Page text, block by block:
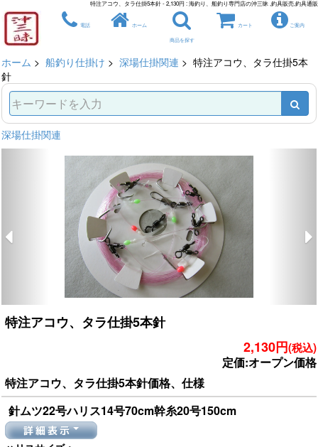
特注アコウ、タラ仕掛5本針 - 2,130円 : 海釣り、船釣り専門店の沖三昧 ,釣具販売,釣具通販
電話 ホーム
商品を探す
カート ご案内
ホーム > 船釣り仕掛け > 深場仕掛関連 > 特注アコウ、タラ仕掛5本
針
深場仕掛関連
特注アコウ、タラ仕掛5本針
2,130円(税込)
定価:オープン価格
特注アコウ、タラ仕掛5本針価格、仕様
針ムツ22号ハリス14号70cm幹糸20号150cm
詳細表示